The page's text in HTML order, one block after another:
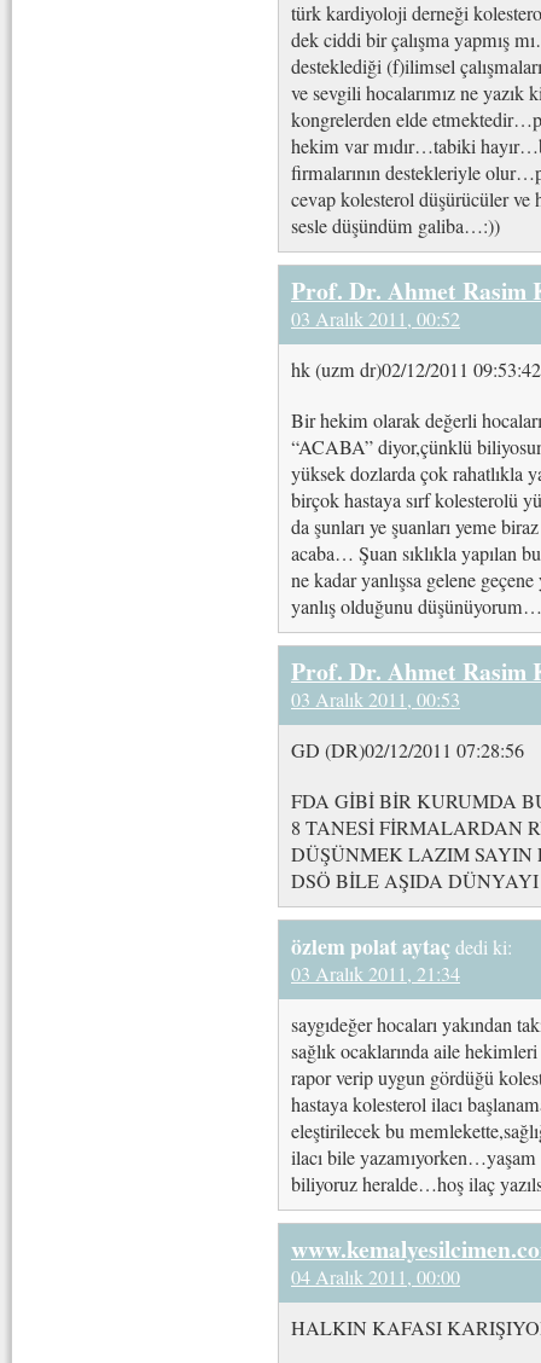
türk kardiyoloji derneği
dek ciddi bir çalışma yapmış
desteklediği (f)ilimsel
ve sevgili hocalarımız ne
kongrelerden elde
hekim var mıdır…tabiki
firmalarının destekleriyle
cevap kolesterol düşürücüler
sesle düşündüm galiba…:))
Prof. Dr. Ahmet Rasim
03 Aralık 2011, 00:52
hk (uzm dr)02/12/2011 09:53:42
Bir hekim olarak değerli
“ACABA” diyor,çünklü
yüksek dozlarda çok rahatlıkla
birçok hastaya sırf kolesterolü
da şunları ye şuanları yeme
acaba… Şuan sıklıkla yapılan
ne kadar yanlışsa gelene
yanlış olduğunu düşünüyorum…
Prof. Dr. Ahmet Rasim
03 Aralık 2011, 00:53
GD (DR)02/12/2011 07:28:56
FDA GİBİ BİR KURUMDA
8 TANESİ FİRMALARDAN
DÜŞÜNMEK LAZIM SAYIN
DSÖ BİLE AŞIDA
özlem polat aytaçdedi ki:
03 Aralık 2011, 21:34
saygıdeğer hocaları yakından
sağlık ocaklarında aile
rapor verip uygun gördüğü
hastaya kolesterol ilacı
eleştirilecek bu
ilacı bile
biliyoruz heralde…hoş ilaç
04 Aralık 2011, 00:00
HALKIN KAFASI